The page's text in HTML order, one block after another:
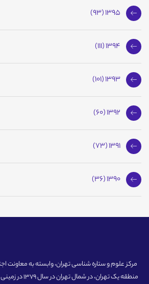
1395 (93)
1394 (111)
1393 (101)
1392 (60)
1391 (73)
1390 (36)
مرکز علوم و ستاره شناسی تهران، وابسته به معاونت